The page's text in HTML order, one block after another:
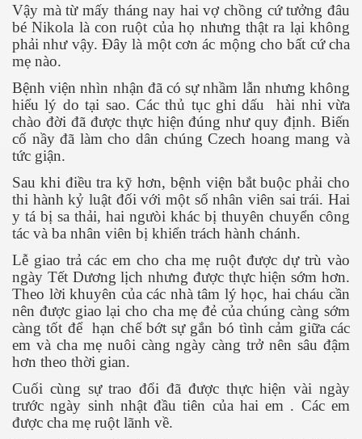
Vậy mà từ mấy tháng nay hai vợ chồng cứ tưởng đâu
bé Nikola là con ruột của họ nhưng thật ra lại không
phải như vậy. Đây là một cơn ác mộng cho bất cứ cha
mẹ nào.
Bệnh viện nhìn nhận đã có sự nhầm lẫn nhưng không
hiểu lý do tại sao. Các thủ tục ghi dấu
hài nhi vừa
chào đời đã được thực hiện đúng như quy định. Biến
cố nầy đã làm cho dân chúng Czech hoang mang và
tức giận.
Sau khi điều tra kỹ hơn, bệnh viện bắt buộc phải cho
thi hành kỷ luật đối với một số nhân viên sai trái. Hai
y tá bị sa thải, hai ngưòi khác bị thuyên chuyển công
tác và ba nhân viên bị khiển trách hành chánh.
Lễ giao trả các em cho cha mẹ ruột được dự trù vào
ngày Tết Dương lịch nhưng được thực hiện sớm hơn.
Theo lời khuyên của các nhà tâm lý học, hai cháu cần
nên được giao lại cho cha mẹ đẻ của chúng càng sớm
càng tốt để
hạn chế bớt sự gắn bó tình cảm giữa các
em và cha mẹ nuôi càng ngày càng trở nên sâu đậm
hơn theo thời gian.
Cuối cùng sự trao đổi đã được thực hiện vài ngày
trước ngày sinh nhật đầu tiên của hai em . Các em
được cha mẹ ruột lãnh về.